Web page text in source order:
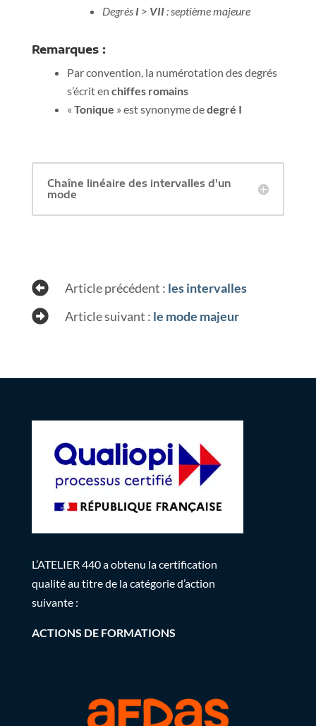
Degrés I > VII: septième majeure
Remarques :
Par convention, la numérotation des degrés
s’écrit en chiffes romains
« Tonique » est synonyme dedegré I
Chaîne linéaire des intervalles d'un
mode
 Article précédent : les intervalles
 Article suivant : le mode majeur
L’ATELIER 440 a obtenu la certification
qualité au titre de la catégorie d’action
suivante :
ACTIONS DE FORMATIONS